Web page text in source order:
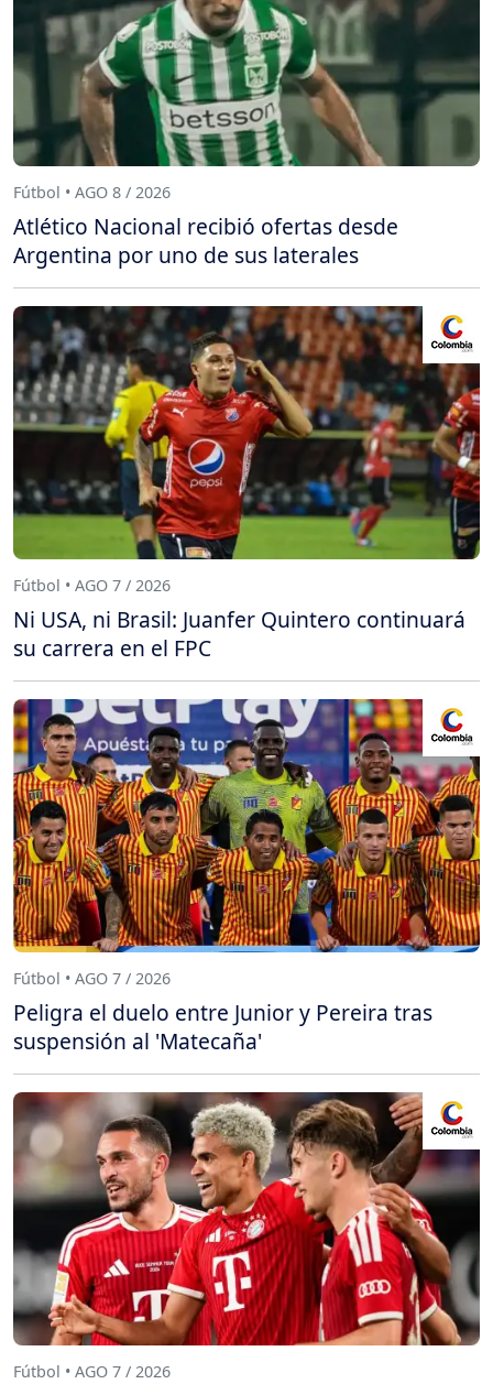
Fútbol • AGO 8 / 2026
Atlético Nacional recibió ofertas desde
Argentina por uno de sus laterales
Fútbol • AGO 7 / 2026
Ni USA, ni Brasil: Juanfer Quintero continuará
su carrera en el FPC
Fútbol • AGO 7 / 2026
Peligra el duelo entre Junior y Pereira tras
suspensión al 'Matecaña'
Fútbol • AGO 7 / 2026